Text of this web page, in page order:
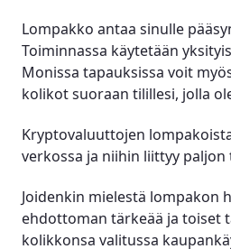
Lompakko antaa sinulle
Toiminnassa käytetään
Monissa tapauksissa voit
kolikot suoraan tilillesi, jolla
Kryptovaluuttojen
verkossa ja niihin liittyy
Joidenkin mielestä lompakon
ehdottoman tärkeää ja toiset
kolikkonsa valitussa